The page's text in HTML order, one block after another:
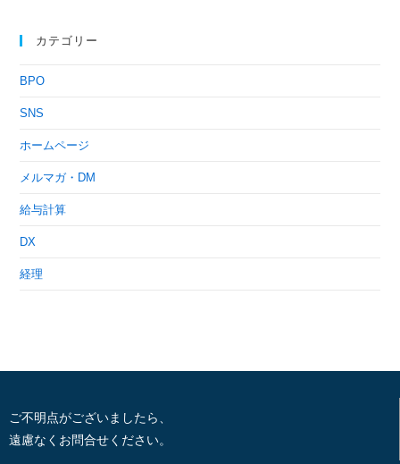
カテゴリー
BPO
SNS
ホームページ
メルマガ・DM
給与計算
DX
経理
ご不明点がございましたら、
遠慮なくお問合せください。